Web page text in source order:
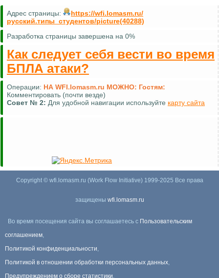
Адрес страницы:
https://wfi.lomasm.ru/
русский.типы_студентов/picture(40288)
Разработка страницы завершена на 0%
Как следует себя вести во время
БПЛА атаки?
Операции: НА WFI.lomasm.ru МОЖНО: Гостям:
Комментировать (почти везде)
Совет № 2: Для удобной навигации используйте карту сайта
Copyright © wfi.lomasm.ru (Work Flow Initiative) 1999-2025 Все права
защищены wfi.lomasm.ru
Во время посещения сайта вы соглашаетесь с Пользовательским
соглашением,
Политикой конфиденциальности,
Политикой в отношении обработки персональных данных,
Предупреждением о сборе статистики.